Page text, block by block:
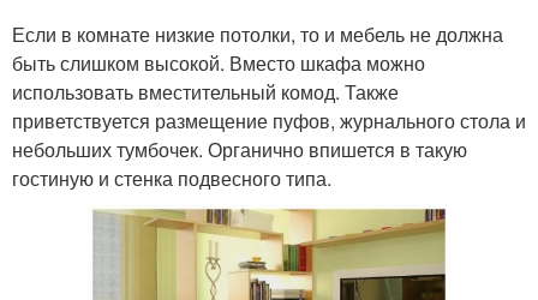
Если в комнате низкие потолки, то и мебель не должна
быть слишком высокой. Вместо шкафа можно
использовать вместительный комод. Также
приветствуется размещение пуфов, журнального стола и
небольших тумбочек. Органично впишется в такую
гостиную и стенка подвесного типа.